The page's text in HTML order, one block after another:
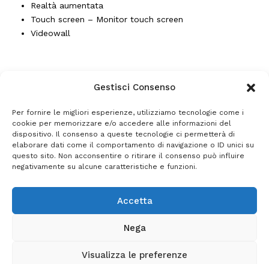
Gestisci Consenso
Per fornire le migliori esperienze, utilizziamo tecnologie come i
cookie per memorizzare e/o accedere alle informazioni del
dispositivo. Il consenso a queste tecnologie ci permetterà di
elaborare dati come il comportamento di navigazione o ID unici su
questo sito. Non acconsentire o ritirare il consenso può influire
negativamente su alcune caratteristiche e funzioni.
Accetta
Nega
Visualizza le preferenze
Realtà aumentata
Touch screen – Monitor touch screen
Videowall
© 2026 GESTO.BIZ
E-mail: gesto@nemes.it- P. IVA 03384060962
Privacy Policy